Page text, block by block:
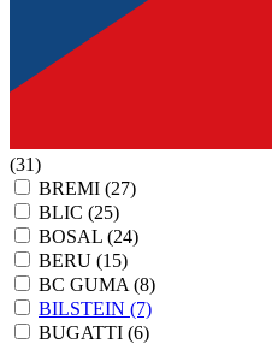
(31)
BREMI (27)
BLIC (25)
BOSAL (24)
BERU (15)
BC GUMA (8)
BILSTEIN (7)
BUGATTI (6)